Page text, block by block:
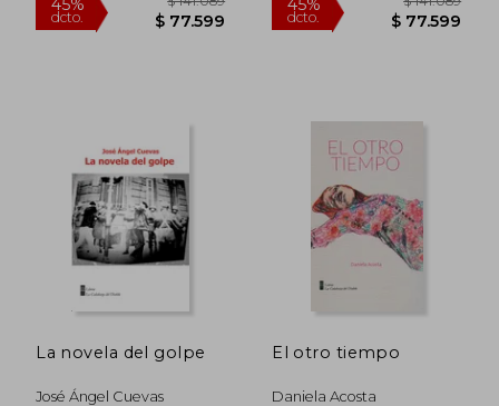
45%
La novela del golpe
José Ángel Cuevas
El otro tiempo
Daniela Acosta